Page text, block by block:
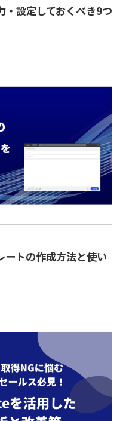
設定しておくべき9つ
トの作成方法と使い